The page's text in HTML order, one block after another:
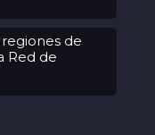
de
Red de